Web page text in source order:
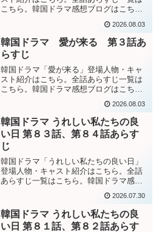
こちら。韓国ドラマ感想ブログはこち
話あらすじ自宅を抵当に入れて借金をし
ていたギュリムたちの父ソクジュン。詐
欺に遭ってそのお金も返済で...
2026.08.03
韓国ドラマ 愛が来る 第３話あ
らすじ
韓国ドラマ「愛が来る」登場人物・キャ
スト紹介はこちら。全話あらすじ一覧は
こちら。韓国ドラマ感想ブログはこち
話あらすじ付き合って１年になるラブラ
ブのムジンとギュリム。ギュリムの幼い
弟たちも可愛がるムジン。そ...
2026.08.03
韓国ドラマ うれしい私たちの良
い日 第８３話、第８４話あらす
じ
韓国ドラマ「うれしい私たちの良い日」
登場人物・キャスト紹介はこちら。全話
あらすじ一覧はこちら。韓国ドラマ感想
い私たちの良い日」第８３話あらすじ ”２
５年前でもう時効も過ぎているのに””恩を
仇で返すのか？？...
2026.07.30
韓国ドラマ うれしい私たちの良
い日 第８１話、第８２話あらす